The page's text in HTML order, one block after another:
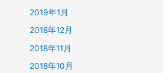
2019年1月
2018年12月
2018年11月
2018年10月